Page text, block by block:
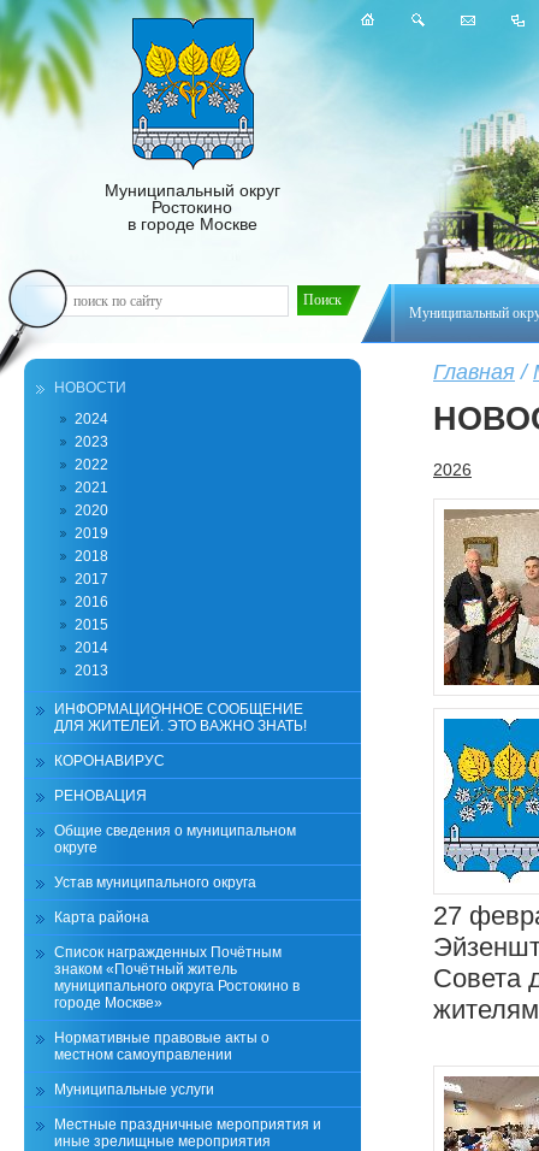
Муниципальный
Муниципальный округ
Ростокино
в городе Москве
Главная /
2026
27
Совета
НОВОСТИ
2024
2023
2022
2021
2020
2019
2018
2017
2016
2015
2014
2013
ИНФОРМАЦИОННОЕ СООБЩЕНИЕ
ДЛЯ ЖИТЕЛЕЙ. ЭТО ВАЖНО ЗНАТЬ!
КОРОНАВИРУС
РЕНОВАЦИЯ
Общие сведения о муниципальном
округе
Устав муниципального округа
Карта района
Список награжденных Почётным
знаком «Почётный житель
муниципального округа Ростокино в
городе Москве»
Нормативные правовые акты о
местном самоуправлении
Муниципальные услуги
Местные праздничные мероприятия и
иные зрелищные мероприятия